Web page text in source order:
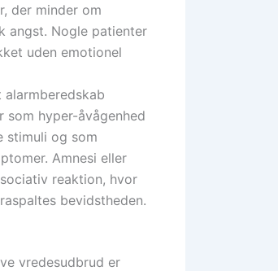
der minder om
angst. Nogle patienter
uden emotionel
som hyper-åvågenhed
stimuli og som
Amnesi eller
reaktion, hvor
bevidstheden.
vredesudbrud er